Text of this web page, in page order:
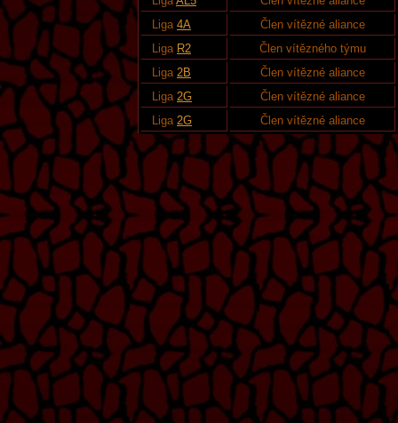
Liga 4A
Člen vítězné aliance
Liga R2
Člen vítězného týmu
Liga 2B
Člen vítězné aliance
Liga 2G
Člen vítězné aliance
Liga 2G Člen vítězné aliance